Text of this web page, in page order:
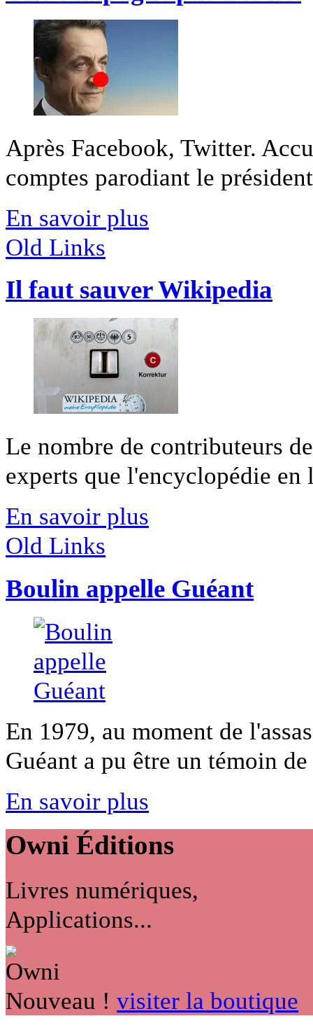
Après Facebook, Twitter.
comptes parodiant le
En savoir plus
Old Links
Il faut sauver Wikipedia
Le nombre de contributeurs
experts que l'encyclopédie
En savoir plus
Old Links
Boulin appelle Guéant
En 1979, au moment de
Guéant a pu être un témoin
En savoir plus
Owni Éditions
Livres numériques,
Applications...
Nouveau ! visiter la boutique